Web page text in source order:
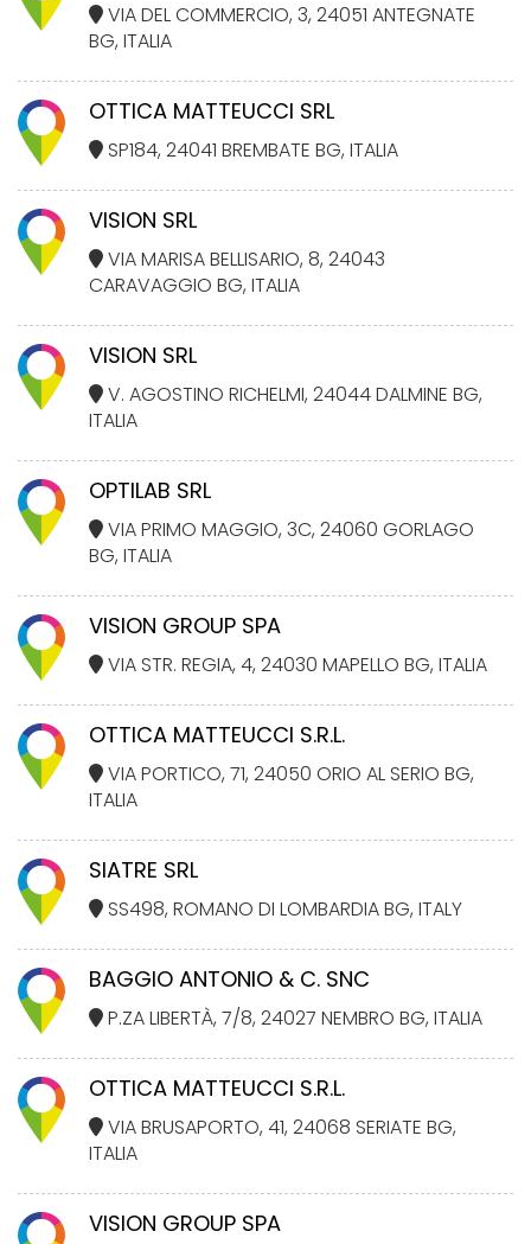
VIA DEL COMMERCIO, 3, 24051 ANTEGNATE
BG, ITALIA
OTTICA MATTEUCCI SRL
SP184, 24041 BREMBATE BG, ITALIA
VISION SRL
VIA MARISA BELLISARIO, 8, 24043
CARAVAGGIO BG, ITALIA
VISION SRL
V. AGOSTINO RICHELMI, 24044 DALMINE BG,
ITALIA
OPTILAB SRL
VIA PRIMO MAGGIO, 3C, 24060 GORLAGO
BG, ITALIA
VISION GROUP SPA
VIA STR. REGIA, 4, 24030 MAPELLO BG, ITALIA
OTTICA MATTEUCCI S.R.L.
VIA PORTICO, 71, 24050 ORIO AL SERIO BG,
ITALIA
SIATRE SRL
SS498, ROMANO DI LOMBARDIA BG, ITALY
BAGGIO ANTONIO & C. SNC
P.ZA LIBERTÀ, 7/8, 24027 NEMBRO BG, ITALIA
OTTICA MATTEUCCI S.R.L.
VIA BRUSAPORTO, 41, 24068 SERIATE BG,
ITALIA
VISION GROUP SPA